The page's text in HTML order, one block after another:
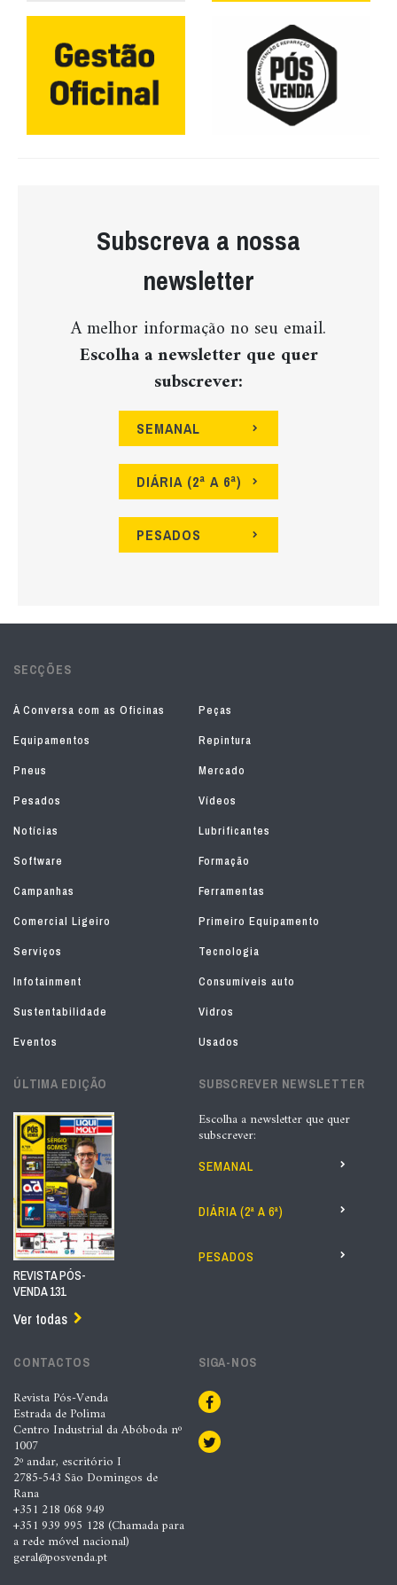
Subscreva a nossa
newsletter
A melhor informação no seu email.
Escolha a newsletter que quer
subscrever:
SEMANAL
DIÁRIA (2ª A 6ª)
PESADOS
SECÇÕES
À Conversa com as Oficinas
Peças
Equipamentos
Repintura
Pneus
Mercado
Pesados
Vídeos
Notícias
Lubrificantes
Software
Formação
Campanhas
Ferramentas
Comercial Ligeiro
Primeiro Equipamento
Serviços
Tecnologia
Infotainment
Consumíveis auto
Sustentabilidade
Vidros
Eventos
Usados
ÚLTIMA EDIÇÃO
REVISTA PÓS-
VENDA 131
Ver todas
SUBSCREVER NEWSLETTER
Escolha a newsletter que quer
subscrever:
SEMANAL
DIÁRIA (2ª A 6ª)
PESADOS
CONTACTOS
Revista Pós-Venda
Estrada de Polima
Centro Industrial da Abóboda nº
1007
2º andar, escritório I
2785-543 São Domingos de
Rana
+351 218 068 949
+351 939 995 128 (Chamada para
a rede móvel nacional)
geral@posvenda.pt
SIGA-NOS